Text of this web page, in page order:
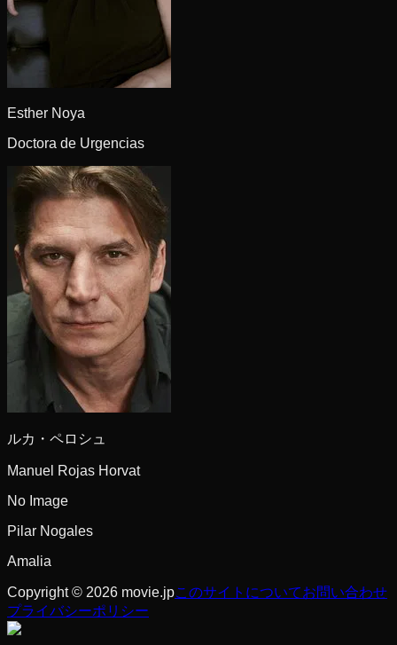
Esther Noya
Doctora de Urgencias
ルカ・ペロシュ
Manuel Rojas Horvat
No Image
Pilar Nogales
Amalia
Copyright © 2026 movie.jpこのサイトについてお問い合わせ
プライバシーポリシー